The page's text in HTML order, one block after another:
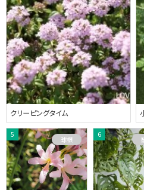
クリーピングタイム
球根